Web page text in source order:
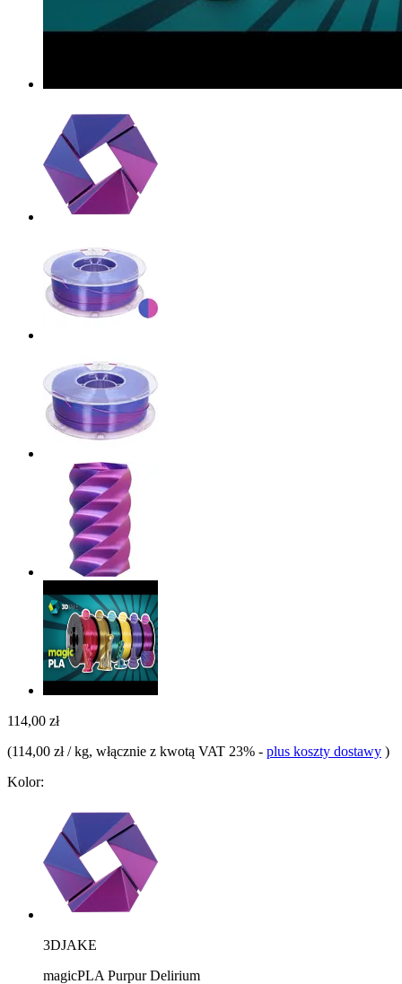
114,00 zł
(114,00 zł / kg, włącznie z kwotą VAT 23% - plus koszty dostawy )
Kolor:
3DJAKE
magicPLA Purpur Delirium